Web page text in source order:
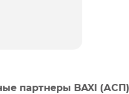
партнеры BAXI (АСП)